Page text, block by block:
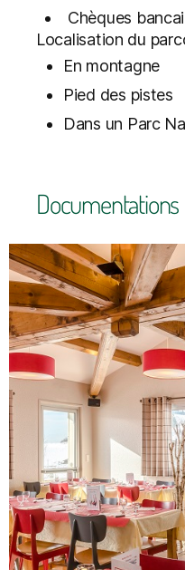
Chèques
Localisation du
En montagne
Pied des pistes
Dans un Parc
Documentations